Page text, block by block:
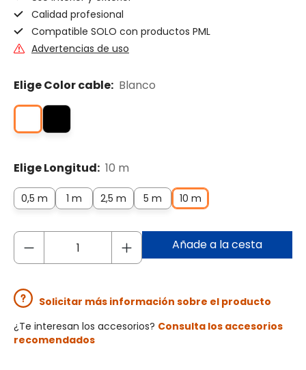
Calidad profesional
Compatible SOLO con productos PML
Advertencias de uso
Elige Color cable: Blanco
Elige Longitud: 10 m
0,5 m 1 m 2,5 m 5 m 10 m
Añade a la cesta
Solicitar más información sobre el producto
¿Te interesan los accesorios? Consulta los accesorios
recomendados